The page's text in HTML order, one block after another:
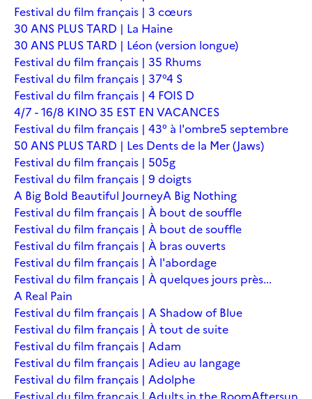
Festival du film français | 3 cœurs
30 ANS PLUS TARD | La Haine
30 ANS PLUS TARD | Léon (version longue)
Festival du film français | 35 Rhums
Festival du film français | 37°4 S
Festival du film français | 4 FOIS D
4/7 - 16/8 KINO 35 EST EN VACANCES
Festival du film français | 43° à l'ombre5 septembre
50 ANS PLUS TARD | Les Dents de la Mer (Jaws)
Festival du film français | 505g
Festival du film français | 9 doigts
A Big Bold Beautiful JourneyA Big Nothing
Festival du film français | À bout de souffle
Festival du film français | À bout de souffle
Festival du film français | À bras ouverts
Festival du film français | À l'abordage
Festival du film français | À quelques jours près...
A Real Pain
Festival du film français | A Shadow of Blue
Festival du film français | À tout de suite
Festival du film français | Adam
Festival du film français | Adieu au langage
Festival du film français | Adolphe